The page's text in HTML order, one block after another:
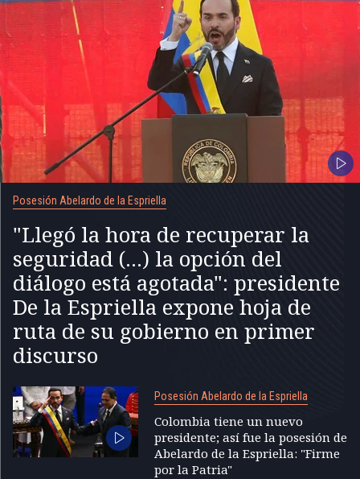
Posesión Abelardo de la Espriella
"Llegó la hora de recuperar la
seguridad (...) la opción del
diálogo está agotada": presidente
De la Espriella expone hoja de
ruta de su gobierno en primer
discurso
Posesión Abelardo de la Espriella
Colombia tiene un nuevo
presidente; así fue la posesión de
Abelardo de la Espriella: "Firme
por la Patria"